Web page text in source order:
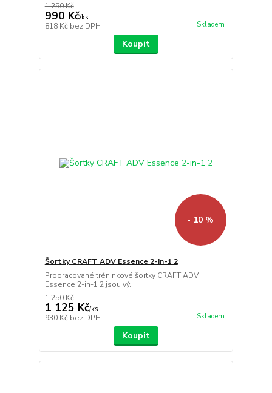
1 250 Kč
990 Kč/ks
818 Kč bez DPH Skladem
Koupit
- 10 %
Šortky CRAFT ADV Essence 2-in-1 2
Propracované tréninkové šortky CRAFT ADV
Essence 2-in-1 2 jsou vý...
1 250 Kč
1 125 Kč/ks
930 Kč bez DPH Skladem
Koupit